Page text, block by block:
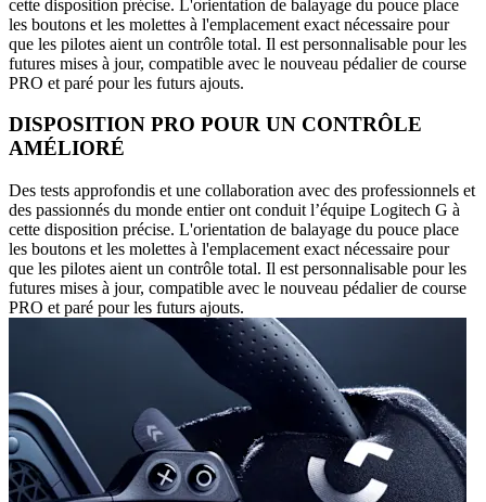
cette disposition précise. L'orientation de balayage du pouce place
les boutons et les molettes à l'emplacement exact nécessaire pour
que les pilotes aient un contrôle total. Il est personnalisable pour les
futures mises à jour, compatible avec le nouveau pédalier de course
PRO et paré pour les futurs ajouts.
DISPOSITION PRO POUR UN CONTRÔLE
AMÉLIORÉ
Des tests approfondis et une collaboration avec des professionnels et
des passionnés du monde entier ont conduit l’équipe Logitech G à
cette disposition précise. L'orientation de balayage du pouce place
les boutons et les molettes à l'emplacement exact nécessaire pour
que les pilotes aient un contrôle total. Il est personnalisable pour les
futures mises à jour, compatible avec le nouveau pédalier de course
PRO et paré pour les futurs ajouts.